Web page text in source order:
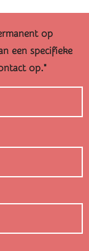
op
een specifieke
op."